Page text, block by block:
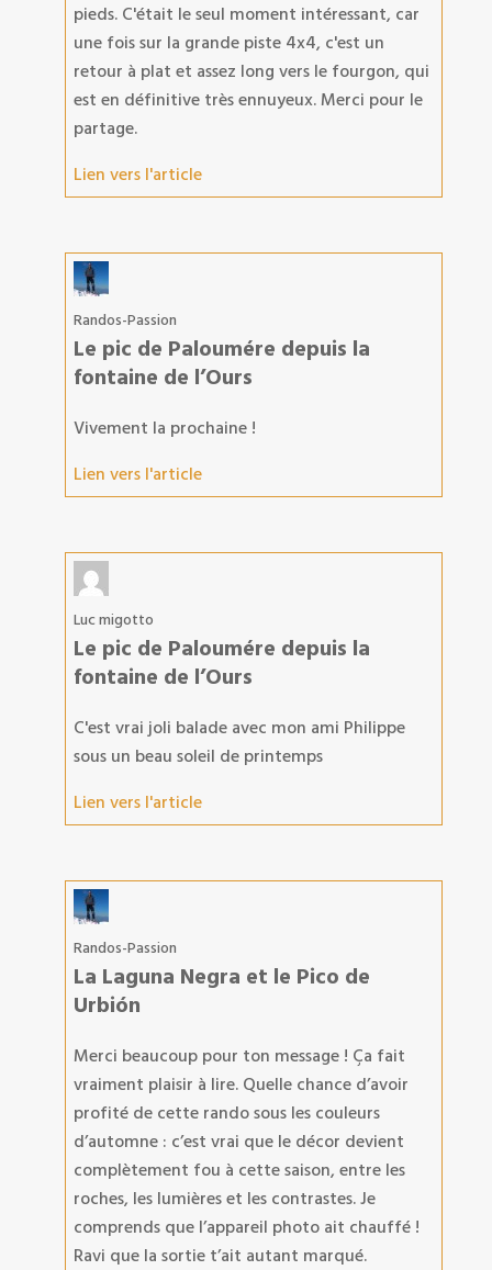
pieds. C'était le seul moment intéressant, car
une fois sur la grande piste 4x4, c'est un
retour à plat et assez long vers le fourgon, qui
est en définitive très ennuyeux. Merci pour le
partage.
Lien vers l'article
Randos-Passion
Le pic de Paloumére depuis la
fontaine de l’Ours
Vivement la prochaine !
Lien vers l'article
Luc migotto
Le pic de Paloumére depuis la
fontaine de l’Ours
C'est vrai joli balade avec mon ami Philippe
sous un beau soleil de printemps
Lien vers l'article
Randos-Passion
La Laguna Negra et le Pico de
Urbión
Merci beaucoup pour ton message ! Ça fait
vraiment plaisir à lire. Quelle chance d’avoir
profité de cette rando sous les couleurs
d’automne : c’est vrai que le décor devient
complètement fou à cette saison, entre les
roches, les lumières et les contrastes. Je
comprends que l’appareil photo ait chauffé !
Ravi que la sortie t’ait autant marqué.